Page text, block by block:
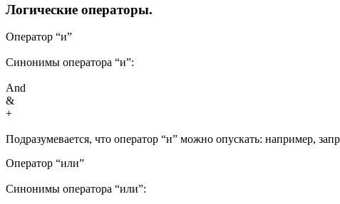
Логические операторы.
Оператор “и”
Синонимы оператора “и”:
And
&
+
Подразумевается, что оператор “и” можно опускать: например,
Оператор “или”
Синонимы оператора “или”: